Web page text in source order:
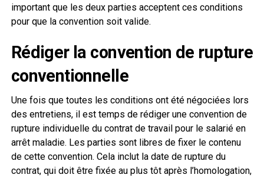
important que les deux parties acceptent ces conditions
pour que la convention soit valide.
Rédiger la convention de rupture
conventionnelle
Une fois que toutes les conditions ont été négociées lors
des entretiens, il est temps de rédiger une convention de
rupture individuelle du contrat de travail pour le salarié en
arrêt maladie. Les parties sont libres de fixer le contenu
de cette convention. Cela inclut la date de rupture du
contrat, qui doit être fixée au plus tôt après l’homologation,